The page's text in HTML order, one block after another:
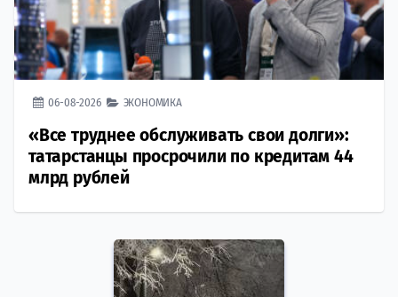
06-08-2026 ЭКОНОМИКА
«Все труднее обслуживать свои долги»:
татарстанцы просрочили по кредитам 44
млрд рублей